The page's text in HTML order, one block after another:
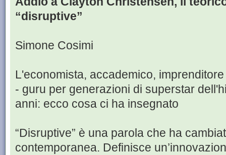
“disruptive”
Simone Cosimi
L'economista, accademico,
- guru per generazioni di superstar
anni: ecco cosa ci ha insegnato
“Disruptive” è una parola che ha
contemporanea. Definisce